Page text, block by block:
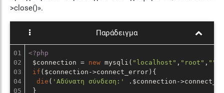
>close()».
Παράδειγμα
01
02
03
04
05
<?php
$connection = new mysqli( "localhost" , "root" , ""
if ($connection->connect_error){
die ( 'Αδύνατη σύνδεση:'
.$connection-
}